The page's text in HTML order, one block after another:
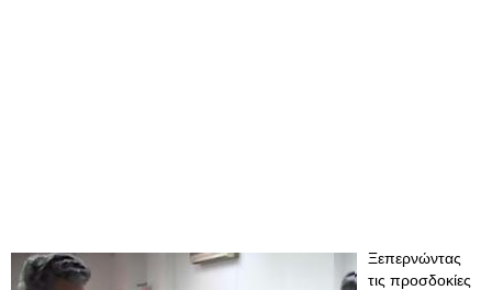
Ξεπερνώντας
τις προσδοκίες